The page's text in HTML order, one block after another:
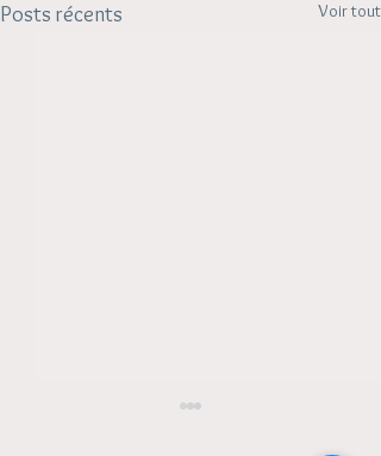
Posts récents Voir tout